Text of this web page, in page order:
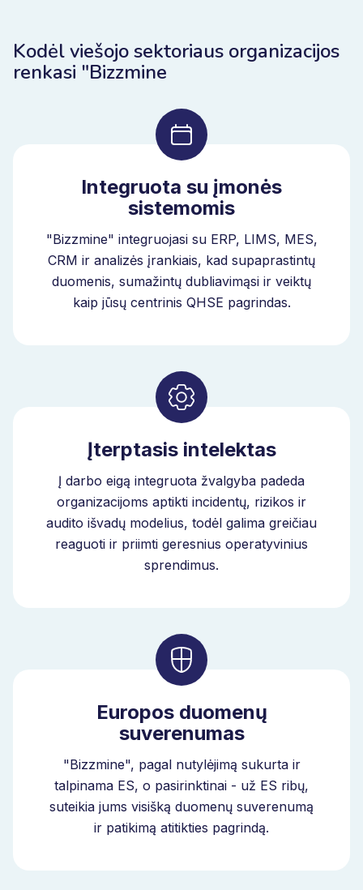
Kodėl viešojo sektoriaus organizacijos
renkasi "Bizzmine
Integruota su įmonės
sistemomis
"Bizzmine" integruojasi su ERP, LIMS, MES,
CRM ir analizės įrankiais, kad supaprastintų
duomenis, sumažintų dubliavimąsi ir veiktų
kaip jūsų centrinis QHSE pagrindas.
Įterptasis intelektas
Į darbo eigą integruota žvalgyba padeda
organizacijoms aptikti incidentų, rizikos ir
audito išvadų modelius, todėl galima greičiau
reaguoti ir priimti geresnius operatyvinius
sprendimus.
Europos duomenų
suverenumas
"Bizzmine", pagal nutylėjimą sukurta ir
talpinama ES, o pasirinktinai - už ES ribų,
suteikia jums visišką duomenų suverenumą
ir patikimą atitikties pagrindą.